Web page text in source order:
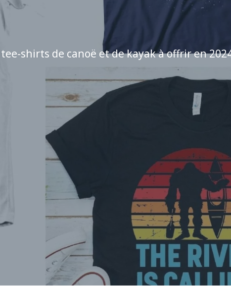
shirts de canoë et de kayak à offrir en